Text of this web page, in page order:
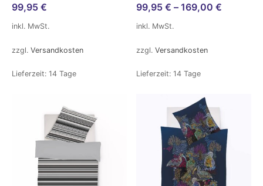
99,95 €
inkl. MwSt.
zzgl. Versandkosten
Lieferzeit: 14 Tage
99,95 € – 169,00 €
inkl. MwSt.
zzgl. Versandkosten
Lieferzeit: 14 Tage